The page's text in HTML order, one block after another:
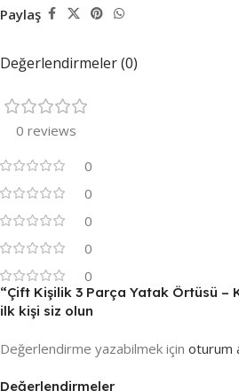
Paylaş
Değerlendirmeler (0)
0 reviews
0
0
0
0
0
Değerlendirmeler
“Çift Kişilik 3 Parça Yatak Örtüsü –
ilk kişi siz olun
Değerlendirme yazabilmek için oturum